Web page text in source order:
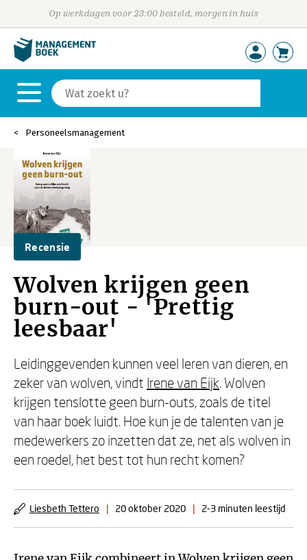
Op werkdagen voor 23:00 besteld, morgen in huis
Personeelsmanagement
Recensie
Wolven krijgen geen
burn-out - 'Prettig
leesbaar'
Leidinggevenden kunnen veel leren van dieren, en
zeker van wolven, vindt Irene van Eijk. Wolven
krijgen tenslotte geen burn-outs, zoals de titel
van haar boek luidt. Hoe kun je de talenten van je
medewerkers zo inzetten dat ze, net als wolven in
een roedel, het best tot hun recht komen?
Liesbeth Tettero | 20 oktober 2020 | 2-3 minuten leestijd